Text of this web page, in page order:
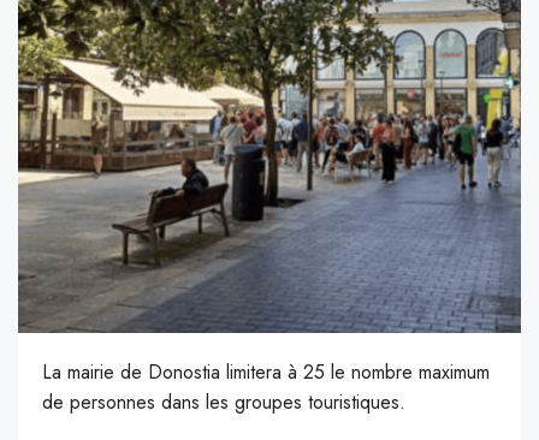
La mairie de Donostia limitera à 25 le nombre maximum
de personnes dans les groupes touristiques.